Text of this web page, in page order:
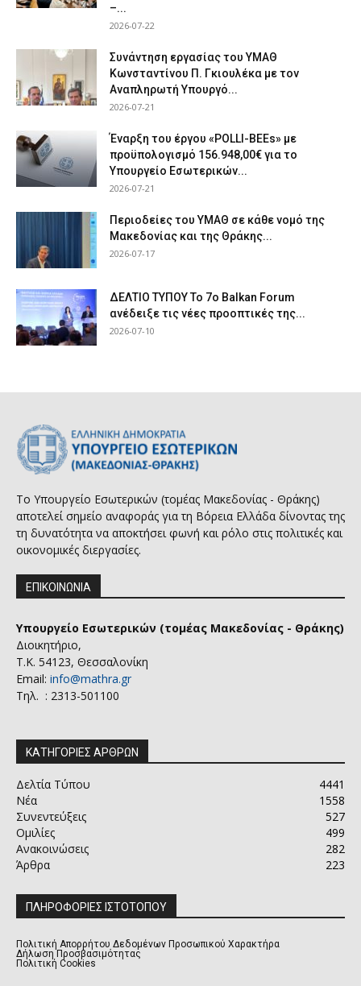
–...
2026-07-22
Συνάντηση εργασίας του ΥΜΑΘ
Κωνσταντίνου Π. Γκιουλέκα με τον
Αναπληρωτή Υπουργό...
2026-07-21
Έναρξη του έργου «POLLI-BEEs» με
προϋπολογισμό 156.948,00€ για το
Υπουργείο Εσωτερικών...
2026-07-21
Περιοδείες του ΥΜΑΘ σε κάθε νομό της
Μακεδονίας και της Θράκης...
2026-07-17
ΔΕΛΤΙΟ ΤΥΠΟΥ Το 7ο Balkan Forum
ανέδειξε τις νέες προοπτικές της...
2026-07-10
Το Υπουργείο Εσωτερικών (τομέας Μακεδονίας - Θράκης)
αποτελεί σημείο αναφοράς για τη Βόρεια Ελλάδα δίνοντας της
τη δυνατότητα να αποκτήσει φωνή και ρόλο στις πολιτικές και
οικονομικές διεργασίες.
ΕΠΙΚΟΙΝΩΝΙΑ
Υπουργείο Εσωτερικών (τομέας Μακεδονίας - Θράκης)
Διοικητήριο,
Τ.Κ. 54123, Θεσσαλονίκη
Email: info@mathra.gr
Τηλ. : 2313-501100
ΚΑΤΗΓΟΡΙΕΣ ΑΡΘΡΩΝ
Δελτία Τύπου
4441
Νέα
1558
Συνεντεύξεις
527
Ομιλίες
499
Ανακοινώσεις
282
Άρθρα
223
ΠΛΗΡΟΦΟΡΙΕΣ ΙΣΤΟΤΟΠΟΥ
Πολιτική Απορρήτου Δεδομένων Προσωπικού Χαρακτήρα
Δήλωση Προσβασιμότητας
Πολιτική Cookies